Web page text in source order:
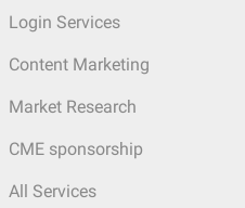
Login Services
Content Marketing
Market Research
CME sponsorship
All Services